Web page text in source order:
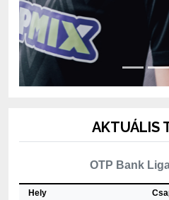
OTP Bank
1 ETO